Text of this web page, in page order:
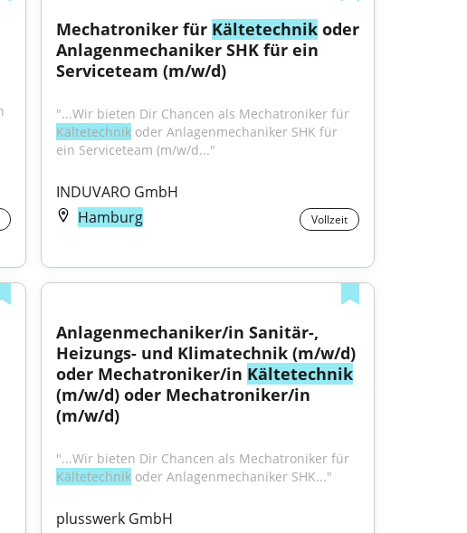
Mechatroniker für Kältetechnik oder
Anlagenmechaniker SHK für ein
Serviceteam (m/w/d)
"...Wir bieten Dir Chancen als Mechatroniker für
Kältetechnik oder Anlagenmechaniker SHK für
ein Serviceteam (m/w/d..."
INDUVARO GmbH
Hamburg
Vollzeit
Anlagenmechaniker/in Sanitär-,
Heizungs- und Klimatechnik (m/w/d)
oder Mechatroniker/in Kältetechnik
(m/w/d) oder Mechatroniker/in
(m/w/d)
"...Wir bieten Dir Chancen als Mechatroniker für
Kältetechnik oder Anlagenmechaniker SHK..."
plusswerk GmbH